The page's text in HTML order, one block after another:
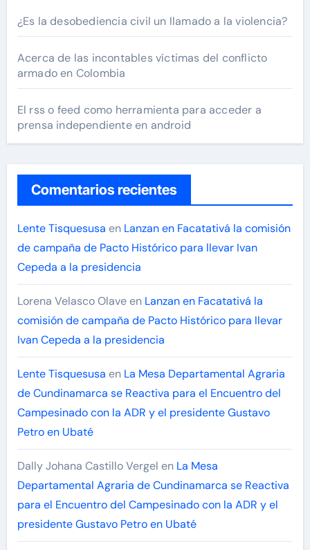
¿Es la desobediencia civil un llamado a la violencia?
Acerca de las incontables víctimas del conflicto
armado en Colombia
El rss o feed como herramienta para acceder a
prensa independiente en android
Comentarios recientes
Lente Tisquesusa en Lanzan en Facatativá la comisión
de campaña de Pacto Histórico para llevar Ivan
Cepeda a la presidencia
Lorena Velasco Olaveen Lanzan en Facatativá la
comisión de campaña de Pacto Histórico para llevar
Ivan Cepeda a la presidencia
Lente Tisquesusa en La Mesa Departamental Agraria
de Cundinamarca se Reactiva para el Encuentro del
Campesinado con la ADR y el presidente Gustavo
Petro en Ubaté
Dally Johana Castillo Vergel en La Mesa
Departamental Agraria de Cundinamarca se Reactiva
para el Encuentro del Campesinado con la ADR y el
presidente Gustavo Petro en Ubaté